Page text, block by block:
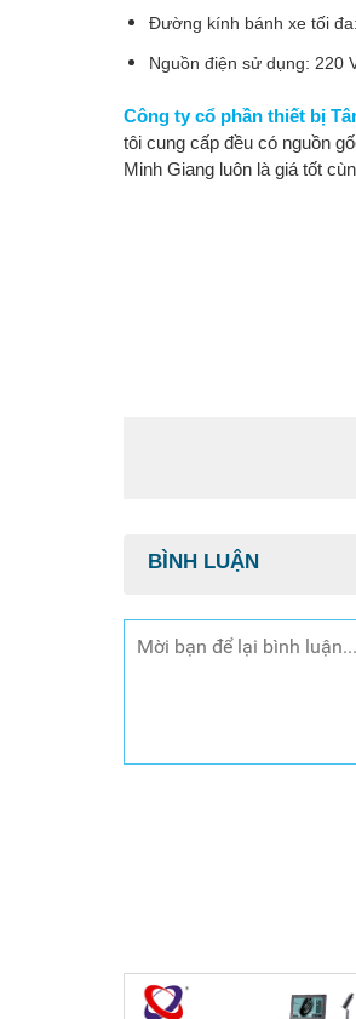
Đường kính bánh xe tối
Nguồn điện sử dụng: 220
Công ty cổ phần thiết bị
tôi cung cấp đều có nguồn
Minh Giang luôn là giá tốt
BÌNH LUẬN